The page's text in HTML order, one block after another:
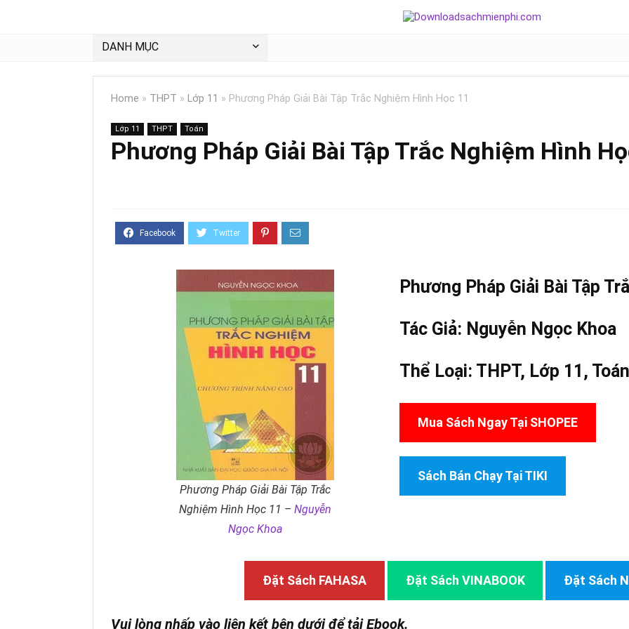
DANH MỤC
Home » THPT » Lớp 11 » Phương Pháp Giải Bài Tập Trắc Nghiệm Hình Học 11
Lớp 11 THPT Toán
Phương Pháp Giải Bài Tập Trắc Nghiệm Hình
Phương Pháp Giải Bài Tập Trắc
Nghiệm Hình Học 11 –Nguyễn
Ngọc Khoa
Phương Pháp Giải Bài Tập
Tác Giả: Nguyễn Ngọc Khoa
Thể Loại: THPT, Lớp 11 , Toán
Mua Sách Ngay Tại SHOPEE
Sách Bán Chạy Tại TIKI
Đặt Sách FAHASA Đặt Sách VINABOOK Đặt Sách
Vui lòng nhấp vào liên kết bên dưới để tải Ebook.